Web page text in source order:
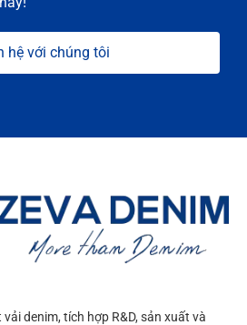
hệ với chúng tôi
denim, tích hợp R&D, sản xuất và